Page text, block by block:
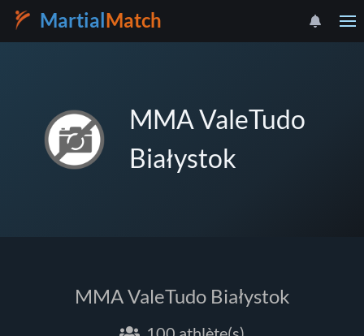
Martial Match
MMA ValeTudo
Białystok
MMA ValeTudo Białystok